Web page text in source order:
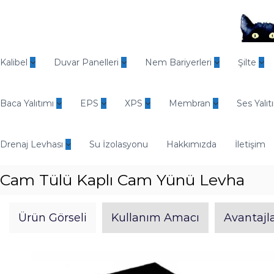
e
d
E
ü
t
Kalibel Duvar Panelleri Nem Bariyerleri Şilte
Baca Yalıtımı EPS XPS Membran Ses
Drenaj Levhası Su İzolasyonu Hakkımızda İletişim
Cam Tülü Kaplı Cam Yünü Levha
Ürün Görseli Kullanım Amacı